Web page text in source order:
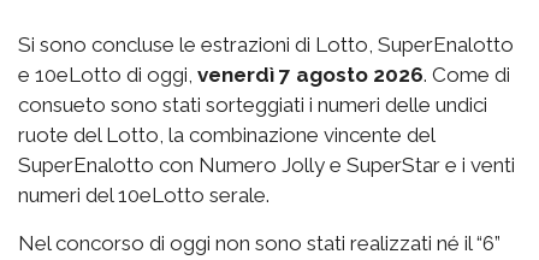
Si sono concluse le estrazioni di Lotto, SuperEnalotto
e 10eLotto di oggi, venerdì 7 agosto 2026. Come di
consueto sono stati sorteggiati i numeri delle undici
ruote del Lotto, la combinazione vincente del
SuperEnalotto con Numero Jolly e SuperStar e i venti
numeri del 10eLotto serale.
Nel concorso di oggi non sono stati realizzati né il “6”